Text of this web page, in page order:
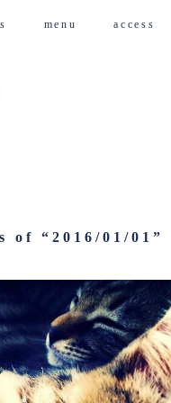
menu access
of “ 2016/01/01 ”